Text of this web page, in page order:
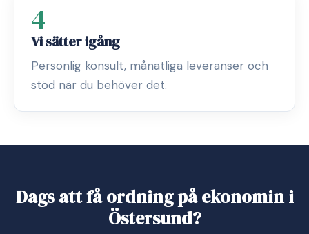
4
Vi sätter igång
Personlig konsult, månatliga leveranser och
stöd när du behöver det.
Dags att få ordning på ekonomin i
Östersund?